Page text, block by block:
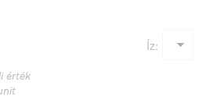
Íz:
érték